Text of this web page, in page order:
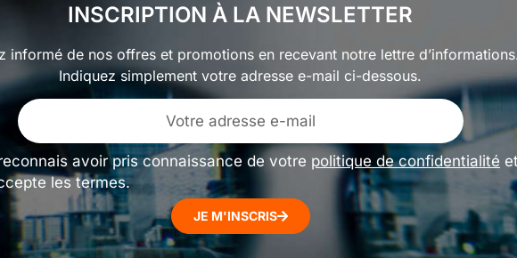
INSCRIPTION À LA NEWSLETTER
informé de nos offres et promotions en recevant notre lettre
Indiquez simplement votre adresse e-mail ci-dessous.
avoir pris connaissance de votre politique de confidentialité
les termes.
JE M'INSCRIS